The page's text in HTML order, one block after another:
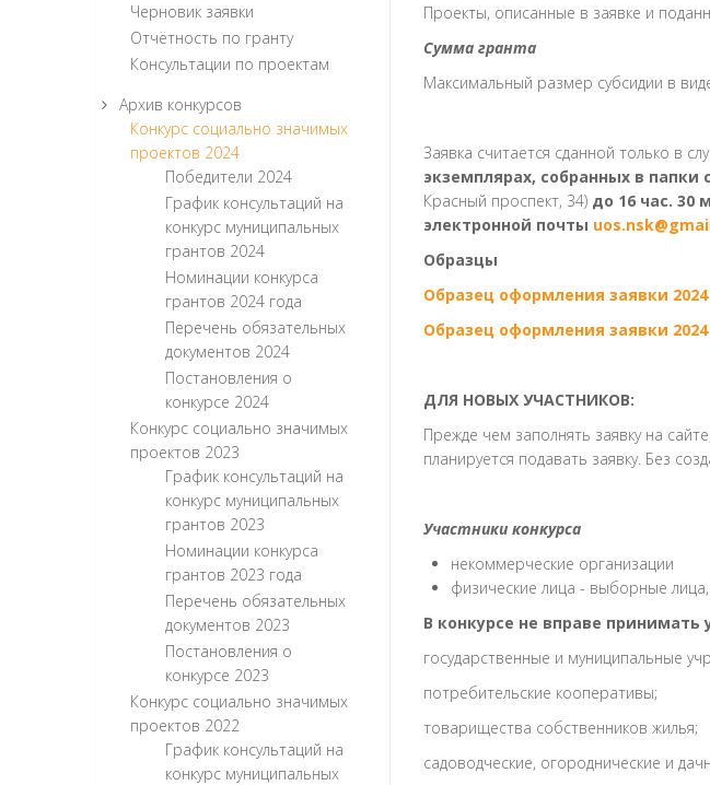
Черновик заявки
Отчётность по гранту
Консультации по проектам
Архив конкурсов
Конкурс социально значимых
проектов 2024
Победители 2024
График консультаций на
конкурс муниципальных
грантов 2024
Номинации конкурса
грантов 2024 года
Перечень обязательных
документов 2024
Постановления о
конкурсе 2024
Конкурс социально значимых
проектов 2023
График консультаций на
конкурс муниципальных
грантов 2023
Номинации конкурса
грантов 2023 года
Перечень обязательных
документов 2023
Постановления о
конкурсе 2023
Конкурс социально значимых
проектов 2022
График консультаций на
конкурс муниципальных
Проекты, описанные в заявке и
Сумма гранта
Максимальный размер субсидии в
Заявка считается сданной только в
экземплярах, собранных в папки
Красный проспект, 34) до 16 час. 30
электронной почты
Образцы
Образец оформления заявки
Образец оформления заявки
ДЛЯ НОВЫХ УЧАСТНИКОВ:
Прежде чем заполнять заявку на
планируется подавать заявку. Без
Участники конкурса
некоммерческие организации
физические лица - выборные
В конкурсе не вправе принимать
государственные и муниципальные
потребительские кооперативы;
товарищества собственников жилья;
садоводческие, огороднические и